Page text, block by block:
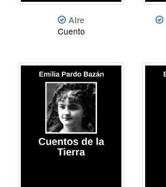
Aire
Cuento